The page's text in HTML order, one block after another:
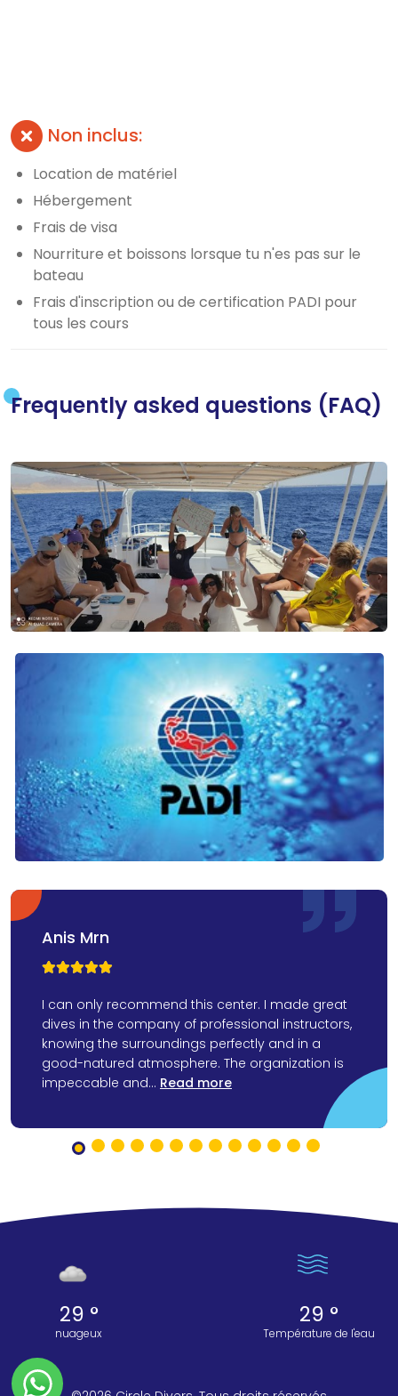
Non inclus:
Location de matériel
Hébergement
Frais de visa
Nourriture et boissons lorsque tu n'es pas sur le
bateau
Frais d'inscription ou de certification PADI pour
tous les cours
Frequently asked questions (FAQ)
Anis Mrn



I can only recommend this center. I made great
dives in the company of professional instructors,
knowing the surroundings perfectly and in a
good-natured atmosphere. The organization is
impeccable and... Read more
29 °
nuageux
29 °
Température de l'eau